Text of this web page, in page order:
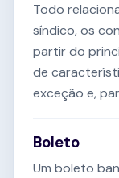
Todo
síndico, os
partir do
de
exceção e,
Boleto
Um boleto